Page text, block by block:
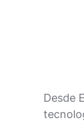
Desde